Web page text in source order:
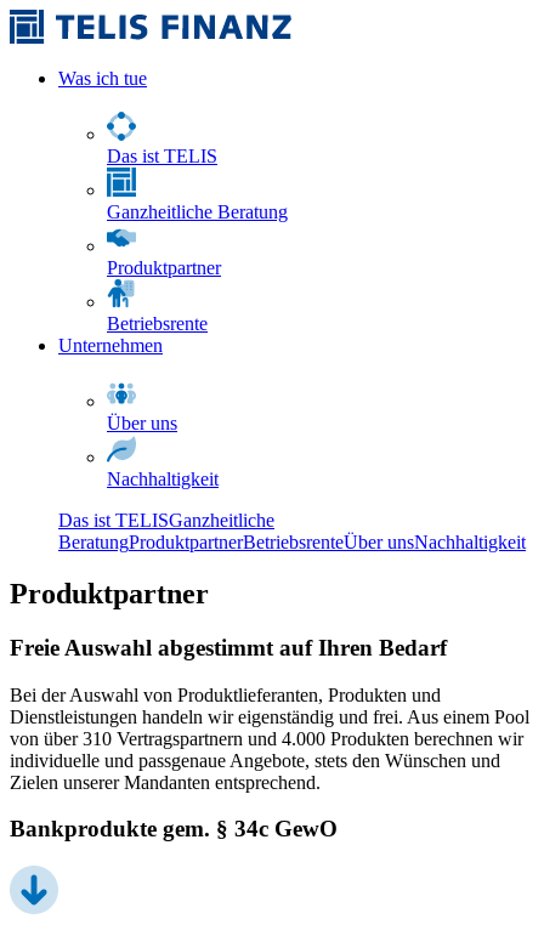
Was ich tue
Das ist TELIS
Ganzheitliche Beratung
Produktpartner
Betriebsrente
Unternehmen
Über uns
Nachhaltigkeit
Das ist TELISGanzheitliche
BeratungProduktpartnerBetriebsrenteÜber unsNachhaltigkeit
Produktpartner
Freie Auswahl abgestimmt auf Ihren Bedarf
Bei der Auswahl von Produktlieferanten, Produkten und
Dienstleistungen handeln wir eigenständig und frei. Aus einem Pool
von über 310 Vertragspartnern und 4.000 Produkten berechnen wir
individuelle und passgenaue Angebote, stets den Wünschen und
Zielen unserer Mandanten entsprechend.
Bankprodukte gem. § 34c GewO